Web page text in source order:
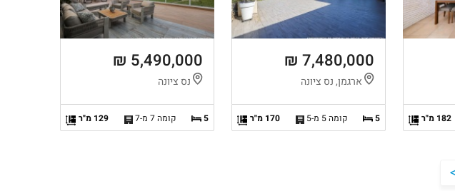
182 מ"ר
7,480,000 ₪
ארגמן, נס ציונה
5 קומה 5 מ-5 170 מ"ר
5,490,000 ₪
נס ציונה
5 קומה 7 מ-7 129 מ"ר
<